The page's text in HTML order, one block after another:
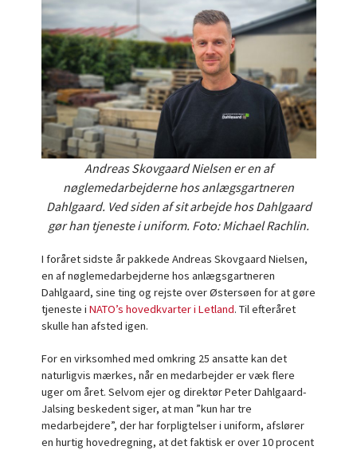
Andreas Skovgaard Nielsen er en af
nøglemedarbejderne hos anlægsgartneren
Dahlgaard. Ved siden af sit arbejde hos Dahlgaard
gør han tjeneste i uniform. Foto: Michael Rachlin.
I foråret sidste år pakkede Andreas Skovgaard Nielsen,
en af nøglemedarbejderne hos anlægsgartneren
Dahlgaard, sine ting og rejste over Østersøen for at gøre
tjeneste i NATO’s hovedkvarter i Letland. Til efteråret
skulle han afsted igen.
For en virksomhed med omkring 25 ansatte kan det
naturligvis mærkes, når en medarbejder er væk flere
uger om året. Selvom ejer og direktør Peter Dahlgaard-
Jalsing beskedent siger, at man ”kun har tre
medarbejdere”, der har forpligtelser i uniform, afslører
en hurtig hovedregning, at det faktisk er over 10 procent